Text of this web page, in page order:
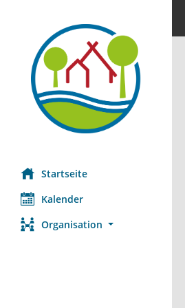
Startseite
Kalender
Organisation